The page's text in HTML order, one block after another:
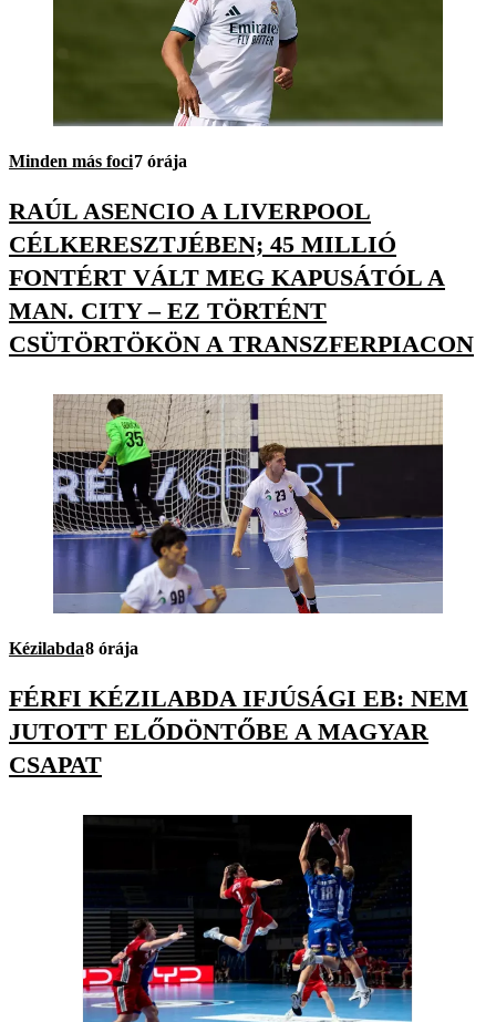
Minden más foci7 órája
RAÚL ASENCIO A LIVERPOOL
CÉLKERESZTJÉBEN; 45 MILLIÓ
FONTÉRT VÁLT MEG KAPUSÁTÓL A
MAN. CITY – EZ TÖRTÉNT
CSÜTÖRTÖKÖN A TRANSZFERPIACON
Kézilabda8 órája
FÉRFI KÉZILABDA IFJÚSÁGI EB: NEM
JUTOTT ELŐDÖNTŐBE A MAGYAR
CSAPAT